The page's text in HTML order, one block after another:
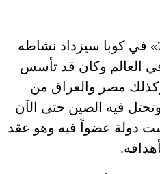
كما يبدو في هذه الأوقات أيضاً، أن المؤتمر العالمي الذي تعقده دول «جي 77» في كوبا سيزداد نشاطه
في العالم وكان قد تأسس
وكذلك مصر والعراق من
وأصبح الآن يضم 134 دولة لكنه حافظ على اسم «جي 77» وتحتل فيه الصين حتى الآن
دولة عضواً فيه وهو عقد